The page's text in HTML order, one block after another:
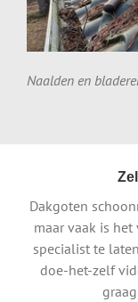
Naalden en
Dakgoten
maar vaak is
specialist te
doe-het-zelf